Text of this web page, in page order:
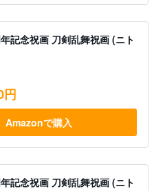
記念祝画 刀剣乱舞祝画 (ニト
円
Amazonで購入
記念祝画 刀剣乱舞祝画 (ニト